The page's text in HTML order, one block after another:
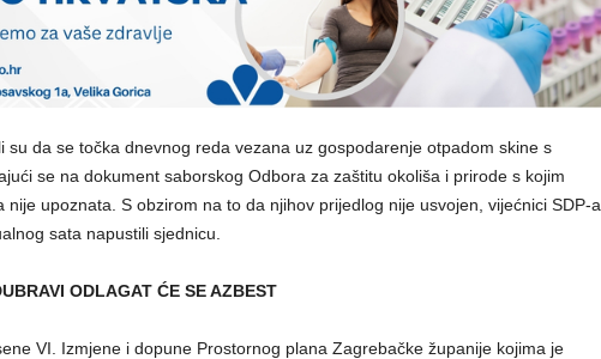
su da se točka dnevnog reda vezana uz gospodarenje otpadom skine s
se na dokument saborskog Odbora za zaštitu okoliša i prirode s kojim
nije upoznata. S obzirom na to da njihov prijedlog nije usvojen, vijećnici SDP-a
sata napustili sjednicu.
ODLAGAT ĆE SE AZBEST
VI. Izmjene i dopune Prostornog plana Zagrebačke županije kojima je